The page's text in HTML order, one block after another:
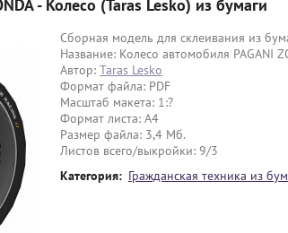
- Колесо (Taras Lesko) из бумаги
Сборная модель для склеивания из
Название: Колесо автомобиля PAGANI
Автор: Taras Lesko
Формат файла: PDF
Масштаб макета: 1:?
Формат листа: А4
Размер файла: 3,4 Мб.
Листов всего/выкройки: 9/3
Категория: Гражданская техника из